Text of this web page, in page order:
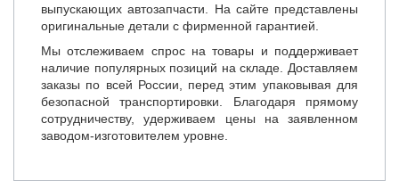
выпускающих автозапчасти. На сайте представлены
оригинальные детали с фирменной гарантией.
Мы отслеживаем спрос на товары и поддерживает
наличие популярных позиций на складе. Доставляем
заказы по всей России, перед этим упаковывая для
безопасной транспортировки. Благодаря прямому
сотрудничеству, удерживаем цены на заявленном
заводом-изготовителем уровне.